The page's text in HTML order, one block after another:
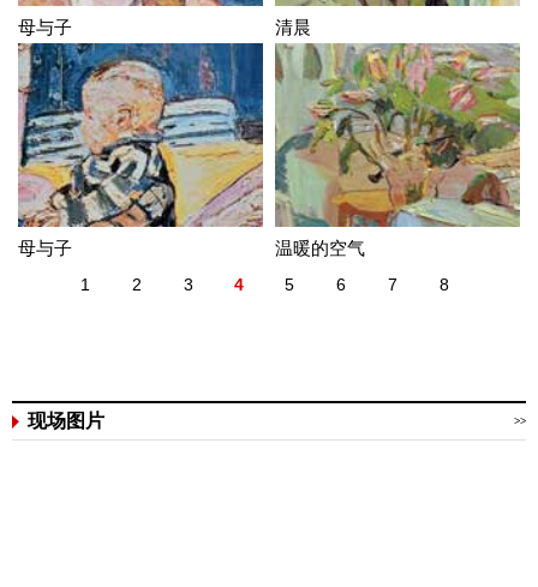
母与子 清晨
母与子 温暖的空气
1 2 3 4 5 6 7 8
>>
现场图片